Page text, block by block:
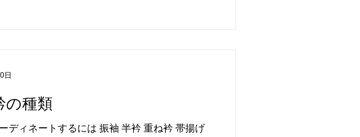
の種類
ディネートするには 振袖 半衿 重ね衿 帯揚げ
日